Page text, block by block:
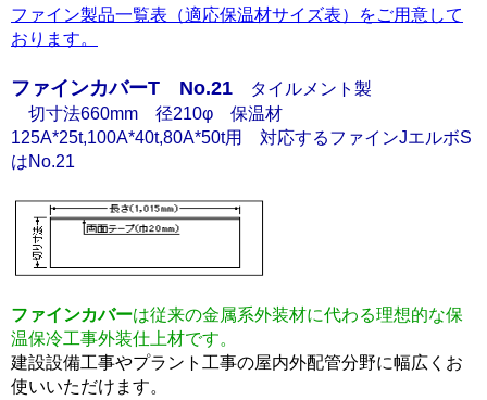
ファイン製品一覧表（適応保温材サイズ表）をご用意して
おります。
ファインカバーT No.21 タイルメント製
切寸法660mm 径210φ 保温材
125A*25t,100A*40t,80A*50t用 対応するファインJエルボS
はNo.21
ファインカバーは従来の金属系外装材に代わる理想的な保
温保冷工事外装仕上材です。
建設設備工事やプラント工事の屋内外配管分野に幅広くお
使いいただけます。